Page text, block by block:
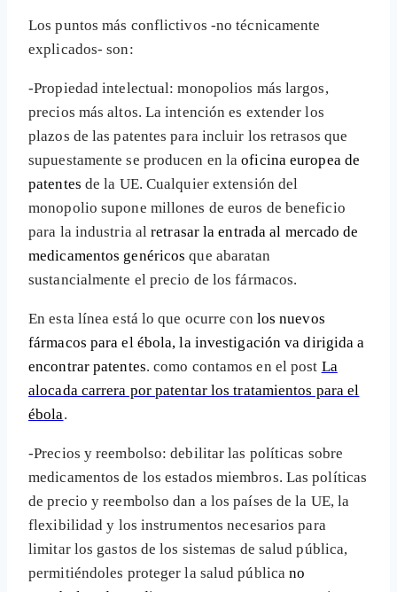
Los puntos más conflictivos -no técnicamente
explicados- son:
-Propiedad intelectual: monopolios más largos,
precios más altos. La intención es extender los
plazos de las patentes para incluir los retrasos que
supuestamente se producen en laoficina europea de
patentes de la UE. Cualquier extensión del
monopolio supone millones de euros de beneficio
para la industria alretrasar la entrada al mercado de
medicamentos genéricos que abaratan
sustancialmente el precio de los fármacos.
En esta línea está lo que ocurre con los nuevos
fármacos para el ébola, la investigación va dirigida a
encontrar patentes. como contamos en el post La
alocada carrera por patentar los tratamientos para el
ébola.
-Precios y reembolso: debilitar las políticas sobre
medicamentos de los estados miembros. Las políticas
de precio y reembolso dan a los países de la UE, la
flexibilidad y los instrumentos necesarios para
limitar los gastos de los sistemas de salud pública,
permitiéndoles proteger la salud públicano